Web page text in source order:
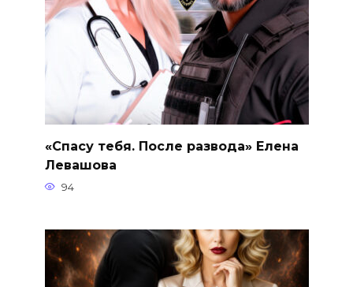
«Спасу тебя. После развода» Елена
Левашова
94